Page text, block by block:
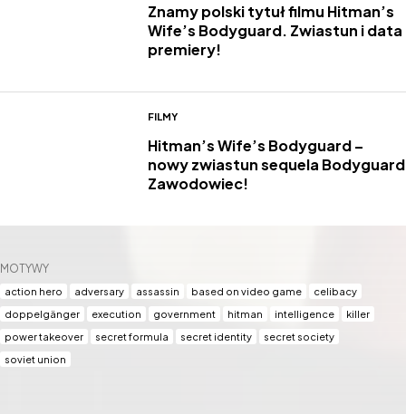
MOTYWY
action hero adversary assassin based on video game
celibacy
doppelgänger
execution government hitman intelligence
killer
power takeover
secret formula secret identity
secret society
soviet union
Znamy polski tytuł filmu Hitman’s
Wife’s Bodyguard. Zwiastun i data
premiery!
FILMY
Hitman’s Wife’s Bodyguard –
nowy zwiastun sequela Bodyguard
Zawodowiec!